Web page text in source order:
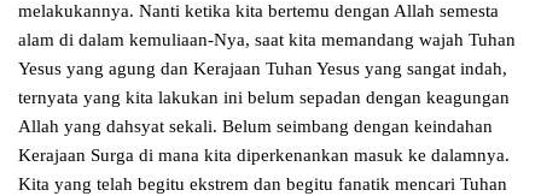
melakukannya. Nanti ketika kita bertemu dengan Allah semesta
alam di dalam kemuliaan-Nya, saat kita memandang wajah Tuhan
Yesus yang agung dan Kerajaan Tuhan Yesus yang sangat indah,
ternyata yang kita lakukan ini belum sepadan dengan keagungan
Allah yang dahsyat sekali. Belum seimbang dengan keindahan
Kerajaan Surga di mana kita diperkenankan masuk ke dalamnya.
Kita yang telah begitu ekstrem dan begitu fanatik mencari Tuhan